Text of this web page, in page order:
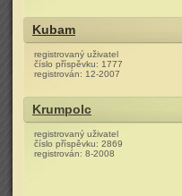
Kubam
registrovaný uživatel
číslo příspěvku: 1777
registrován: 12-2007
Krumpolc
registrovaný uživatel
číslo příspěvku: 2869
registrován: 8-2008